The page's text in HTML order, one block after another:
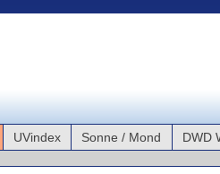
UVindex Sonne / Mond DWD